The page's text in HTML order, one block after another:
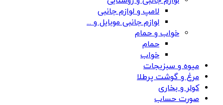
لامپ و لوازم جانبی
لوازم جانبی موبایل و ...
خواب و حمام
حمام
خواب
میوه و سبزیجات
مرغ و گوشت پرطلا
کولر و بخاری
صورت حساب